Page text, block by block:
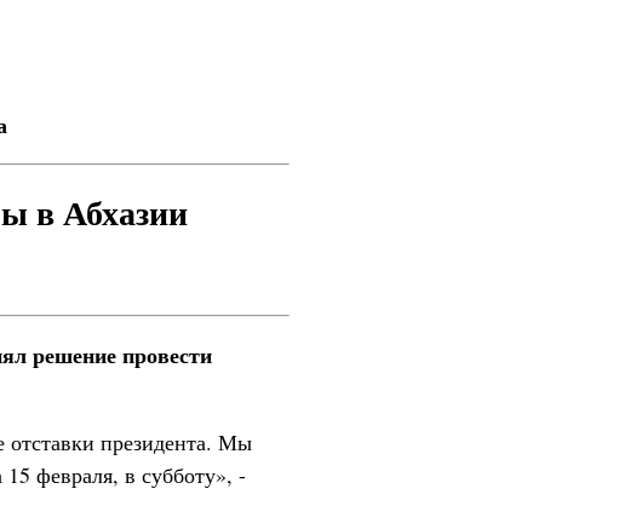
в Абхазии
решение провести
президента. Мы
февраля, в субботу», -